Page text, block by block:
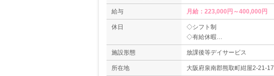
給与 月給：223,000円～400,000円
休日
◇シフト制
◇有給休暇
◇産休・育休取得実績あり
＊年間休日数100日
施設形態 放課後等デイサービス
所在地 大阪府泉南郡熊取町紺屋2-21-17